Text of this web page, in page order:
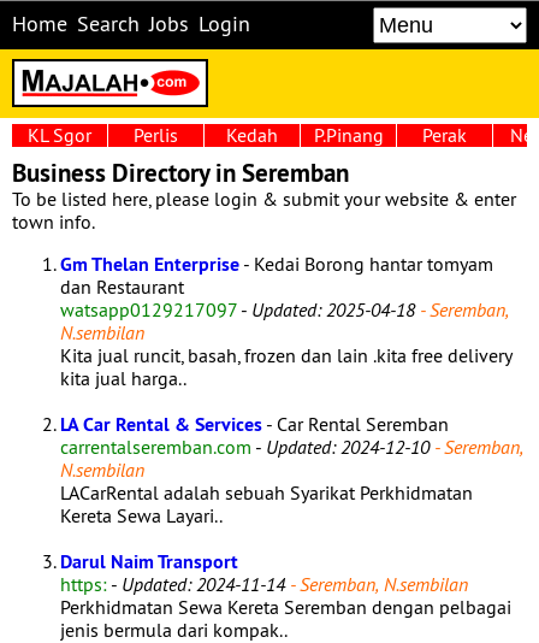
Home Search Jobs Login
KL Sgor Perlis Kedah P.Pinang Perak
Business Directory in Seremban
To be listed here, please login & submit your website & enter
town info.
Gm Thelan Enterprise - Kedai Borong hantar tomyam
dan Restaurant
watsapp0129217097 - Updated: 2025-04-18- Seremban,
N.sembilan
Kita jual runcit, basah, frozen dan lain .kita free delivery
kita jual harga..
LA Car Rental & Services - Car Rental Seremban
carrentalseremban.com - Updated: 2024-12-10- Seremban,
N.sembilan
LACarRental adalah sebuah Syarikat Perkhidmatan
Kereta Sewa Layari..
Darul Naim Transport
https: - Updated: 2024-11-14- Seremban, N.sembilan
Perkhidmatan Sewa Kereta Seremban dengan pelbagai
jenis bermula dari kompak..